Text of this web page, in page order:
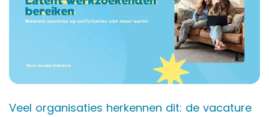
Veel organisaties herkennen dit: de vacature